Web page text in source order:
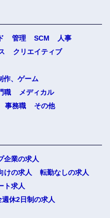
管理 SCM
人事
クリエイティブ
作、ゲーム
職
メディカル
事務職 その他
企業の求人
けの求人
転勤なしの求人
ト求人
週休2日制の求人